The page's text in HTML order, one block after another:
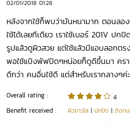
02/01/2018 01:28
หลังจากใช้ก็พบว่ามันหนามาก​ ตอนล
ใช้ได้เลยทีเดียว​ เราใช้เบอร์​ 201V ป
รูปแล้วดูผิวสวย​ แต่ใช้แล้วมีแอบลอกตร
พอใช้แป้งพัฟปัดๆหน่อยก็ดูดีขึ้นมา​ คร
ดีกว่า​ คนอื่นใช้ดี​ แต่สำหรับเรากลางๆค่ะ
Overall rating :
4
Benefit received :
ผิวขาวใส |ปกปิด |ติดท